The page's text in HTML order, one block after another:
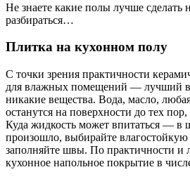
Не знаете какие полы лучше сделать
разбираться…
Плитка на кухонном полу
С точки зрения практичности
для влажных помещений — лучший
никакие вещества. Вода, масло,
останутся на поверхности до тех
Куда жидкость может впитаться — в
произошло, выбирайте
заполняйте швы. По практичности и
кухонное напольное покрытие в